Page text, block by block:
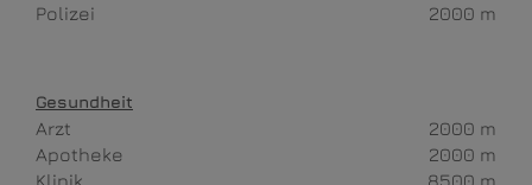
Polizei
2000 m
Gesundheit
Arzt
2000 m
Apotheke
2000 m
Klinik
8500 m